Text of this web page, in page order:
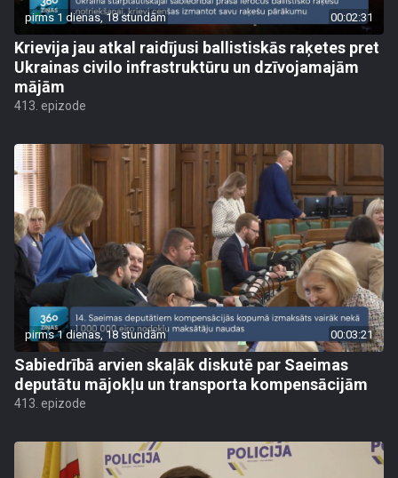
pirms 1 dienas, 18 stundām 00:02:31
Krievija jau atkal raidījusi ballistiskās raķetes pret
Ukrainas civilo infrastruktūru un dzīvojamajām
mājām
413. epizode
pirms 1 dienas, 18 stundām 00:03:21
Sabiedrībā arvien skaļāk diskutē par Saeimas
deputātu mājokļu un transporta kompensācijām
413. epizode